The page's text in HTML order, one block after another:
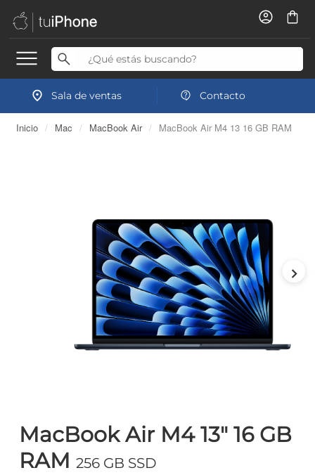
Sala de ventas Contacto
Inicio / Mac / MacBook Air / MacBook Air M4 13 16 GB RAM
MacBook Air M4 13" 16 GB
RAM 256 GB SSD